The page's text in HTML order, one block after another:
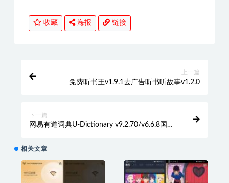
收藏 海报 链接
上一篇
免费听书王v1.9.1去广告听书听故事v1.2.0
下一篇
网易有道词典U-Dictionary v9.2.70/v6.6.8国际
相关文章